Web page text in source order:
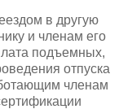
в другую
и членам его
подъемных,
отпуска
членам